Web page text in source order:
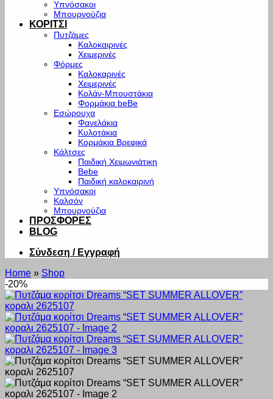
Υπνόσακοι
Μπουρνούζια
ΚΟΡΙΤΣΙ
Πυτζάμες
Καλοκαιρινές
Χειμερινές
Φόρμες
Καλοκαρινές
Χειμερινές
Κολάν-Μπουστάκια
Φορμάκια beBe
Εσώρουχα
Φανελάκια
Κυλοτάκια
Κορμάκια Βρεφικά
Κάλτσες
Παιδική Χειμωνιάτικη
Bebe
Παιδική καλοκαιρινή
Υπνόσακοι
Καλσόν
Μπουρνούζια
ΠΡΟΣΦΟΡΕΣ
BLOG
Σύνδεση / Εγγραφή
Home » Shop
-20%